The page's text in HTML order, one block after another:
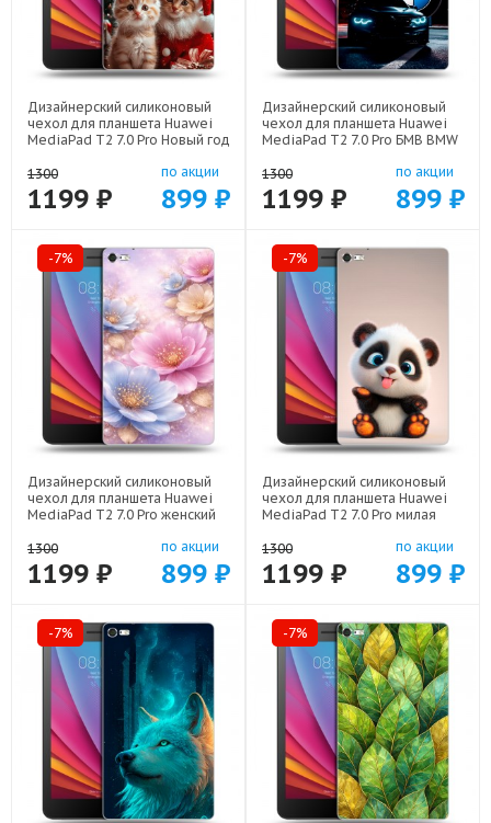
Дизайнерский силиконовый
чехол для планшета Huawei
MediaPad T2 7.0 Pro Новый год
1300
1199 ₽
по акции
899 ₽
Дизайнерский силиконовый
чехол для планшета Huawei
MediaPad T2 7.0 Pro БМВ BMW
1300
1199 ₽
по акции
899 ₽
-7%
Дизайнерский силиконовый
чехол для планшета Huawei
MediaPad T2 7.0 Pro женский
1300
1199 ₽
по акции
899 ₽
-7%
Дизайнерский силиконовый
чехол для планшета Huawei
MediaPad T2 7.0 Pro милая
1300
1199 ₽
по акции
899 ₽
-7% -7%